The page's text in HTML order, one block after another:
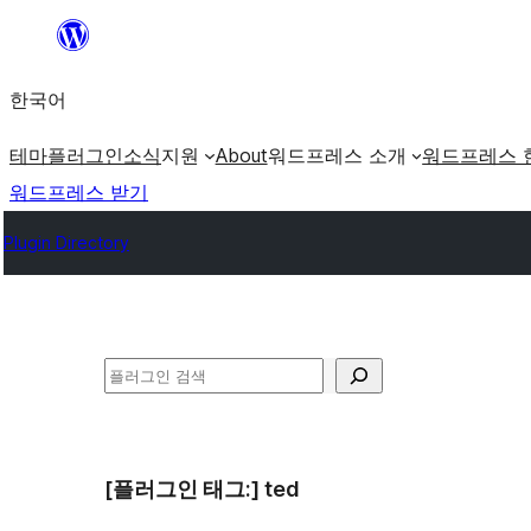
츠
로
로
가
한국어
테마플러그인소식지원 About워드프레스 소개 워드프레스
워드프레스 받기
Plugin Directory
검
[플러그인 태그:] ted